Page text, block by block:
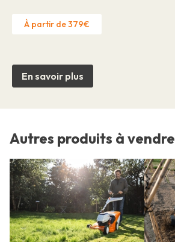
À partir de 379€
En savoir plus
Autres produits à vendre